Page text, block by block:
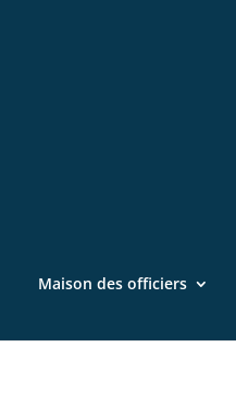
Maison des officiers